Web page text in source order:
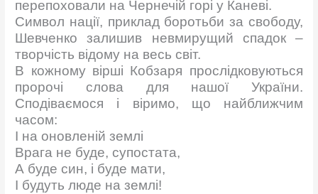
перепоховали на Чернечій горі у Каневі.
Символ нації, приклад боротьби за свободу,
Шевченко залишив невмирущий спадок –
творчість відому на весь світ.
В кожному вірші Кобзаря прослідковуються
пророчі слова для нашої України.
Сподіваємося і віримо, що найближчим
часом:
І на оновленій землі
Врага не буде, супостата,
А буде син, і буде мати,
І будуть люде на землі!